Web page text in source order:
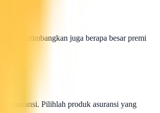
Pertimbangkan juga berapa besar premi
asuransi. Pilihlah produk asuransi yang